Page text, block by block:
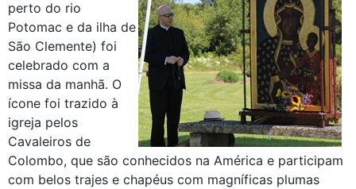
perto do rio
Potomac e da ilha de
São Clemente) foi
celebrado com a
missa da manhã. O
ícone foi trazido à
igreja pelos
Cavaleiros de
Colombo, que são conhecidos na América e participam
com belos trajes e chapéus com magníficas plumas